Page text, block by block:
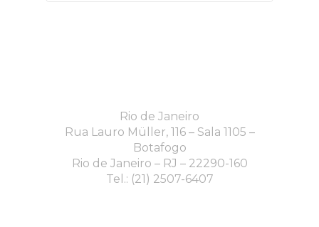
Rio de Janeiro
Rua Lauro Müller, 116 – Sala 1105 –
Botafogo
Rio de Janeiro – RJ – 22290-160
Tel.: (21) 2507-6407